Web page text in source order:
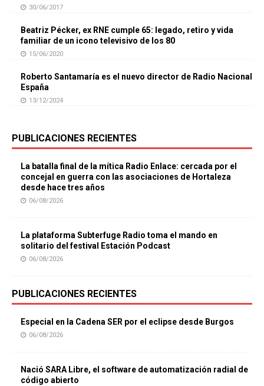
30/06/2017
Beatriz Pécker, ex RNE cumple 65: legado, retiro y vida
familiar de un icono televisivo de los 80
15/06/2020
Roberto Santamaría es el nuevo director de Radio Nacional
España
13/12/2024
PUBLICACIONES RECIENTES
La batalla final de la mítica Radio Enlace: cercada por el
concejal en guerra con las asociaciones de Hortaleza
desde hace tres años
06/08/2026
La plataforma Subterfuge Radio toma el mando en
solitario del festival Estación Podcast
06/08/2026
PUBLICACIONES RECIENTES
Especial en la Cadena SER por el eclipse desde Burgos
06/08/2026
Nació SARA Libre, el software de automatización radial de
código abierto